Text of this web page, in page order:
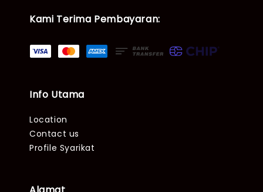
Kami Terima Pembayaran:
Info Utama
Location
Contact us
Profile Syarikat